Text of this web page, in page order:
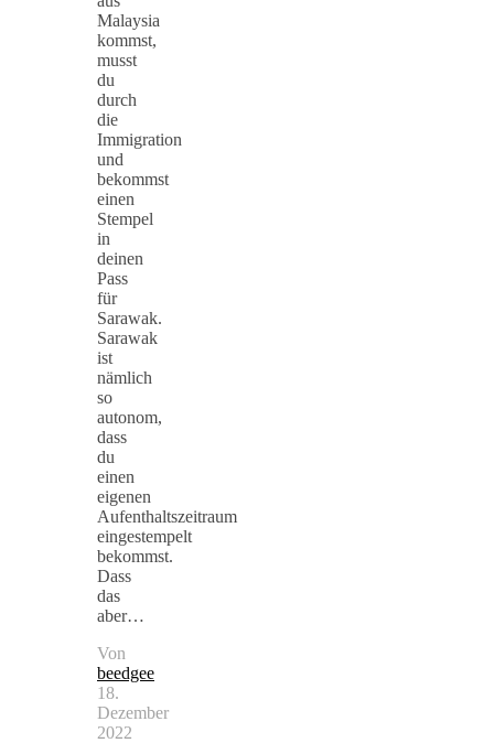
Malaysia
kommst,
musst
du
durch
die
Immigration
und
bekommst
einen
Stempel
in
deinen
Pass
für
Sarawak.
Sarawak
ist
nämlich
so
autonom,
dass
du
einen
eigenen
Aufenthaltszeitraum
eingestempelt
bekommst.
Dass
das
aber…
Von
beedgee
18.
Dezember
2022